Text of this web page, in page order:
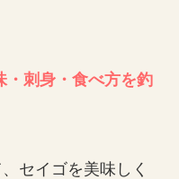
刺身・食べ方を釣
セイゴを美味しく